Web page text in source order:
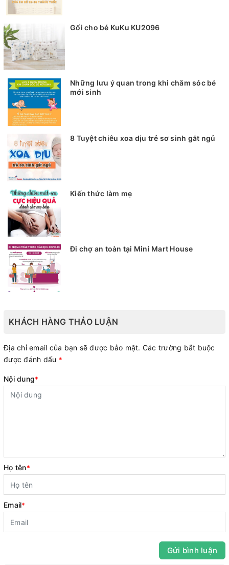
Gối cho bé KuKu KU2096
Những lưu ý quan trong khi chăm sóc bé
mới sinh
8 Tuyệt chiêu xoa dịu trẻ sơ sinh gắt ngủ
Kiến thức làm mẹ
Đi chợ an toàn tại Mini Mart House
KHÁCH HÀNG THẢO LUẬN
Địa chỉ email của bạn sẽ được bảo mật. Các trường bắt buộc
được đánh dấu *
Nội dung*
Họ tên*
Email*
Gửi bình luận